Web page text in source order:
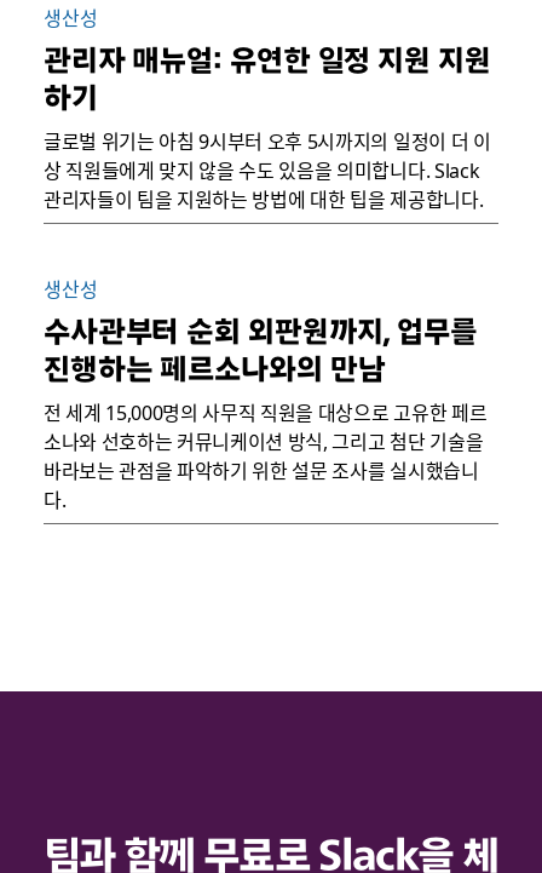
생산성
관리자 매뉴얼: 유연한 일정 지원 지원
하기
글로벌 위기는 아침 9시부터 오후 5시까지의 일정이 더 이
상 직원들에게 맞지 않을 수도 있음을 의미합니다. Slack
관리자들이 팀을 지원하는 방법에 대한 팁을 제공합니다.
생산성
수사관부터 순회 외판원까지, 업무를
진행하는 페르소나와의 만남
전 세계 15,000명의 사무직 직원을 대상으로 고유한 페르
소나와 선호하는 커뮤니케이션 방식, 그리고 첨단 기술을
바라보는 관점을 파악하기 위한 설문 조사를 실시했습니
다.
팀과 함께 무료로 Slack을 체